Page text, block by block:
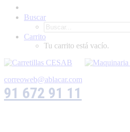
Buscar
Carrito
Tu carrito está vacío.
correoweb@ablacar.com
91 672 91 11